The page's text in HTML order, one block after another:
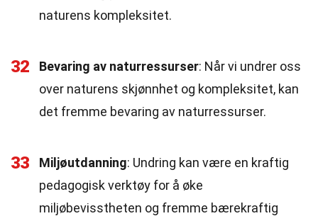
naturens kompleksitet.
32 Bevaring av naturressurser: Når vi undrer oss
over naturens skjønnhet og kompleksitet, kan
det fremme bevaring av naturressurser.
33 Miljøutdanning: Undring kan være en kraftig
pedagogisk verktøy for å øke
miljøbevisstheten og fremme bærekraftig